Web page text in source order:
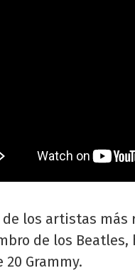
de los artistas
de los
20 Grammy.